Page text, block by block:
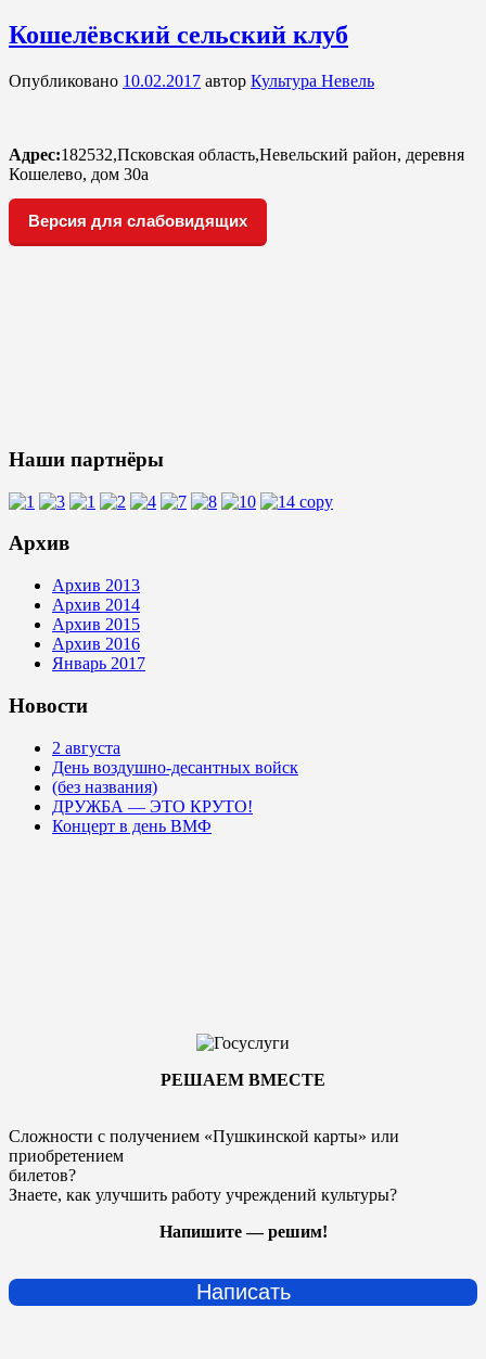
Кошелёвский сельский клуб
Опубликовано 10.02.2017 автор Культура Невель
Адрес:182532,Псковская область,Невельский район, деревня
Кошелево, дом 30а
Версия для слабовидящих
Наши партнёры
Архив
Архив 2013
Архив 2014
Архив 2015
Архив 2016
Январь 2017
Новости
2 августа
День воздушно-десантных войск
(без названия)
ДРУЖБА — ЭТО КРУТО!
Концерт в день ВМФ
РЕШАЕМ ВМЕСТЕ
Сложности с получением «Пушкинской карты» или
приобретением
билетов?
Знаете, как улучшить работу учреждений культуры?
Напишите — решим!
Написать